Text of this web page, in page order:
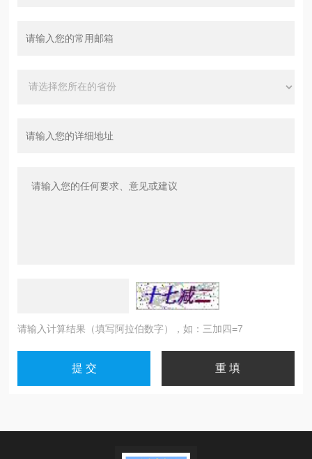
请输入计算结果（填写阿拉伯数字），如：三加四=7